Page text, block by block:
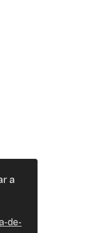
a
de-